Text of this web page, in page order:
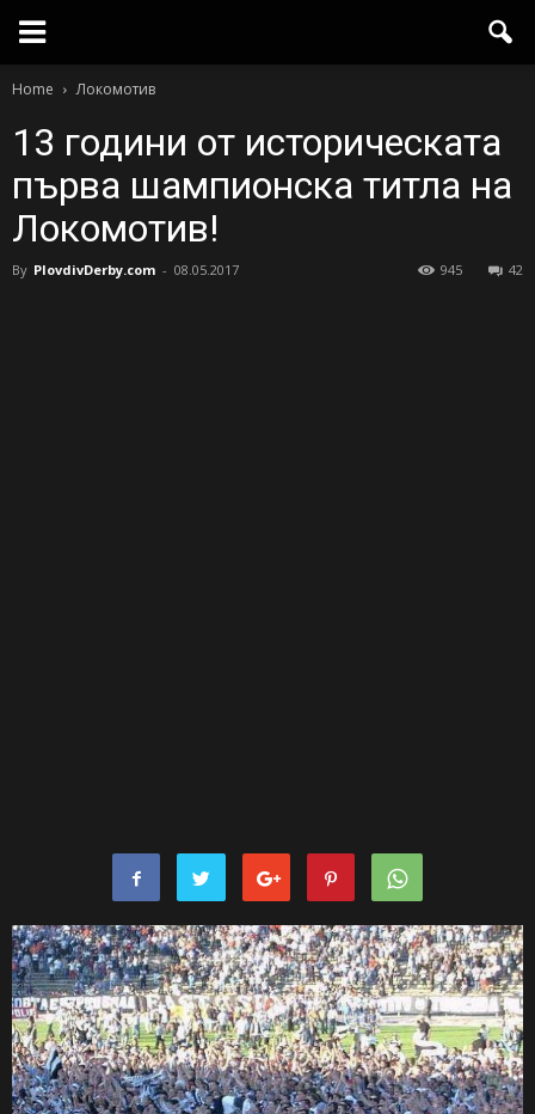
Home Локомотив
13 години от историческата
първа шампионска титла на
Локомотив!
By PlovdivDerby.com - 08.05.2017 42
945